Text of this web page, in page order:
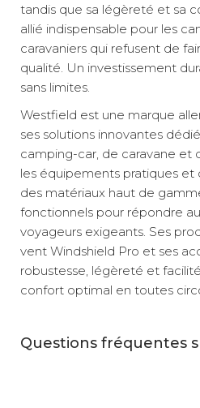
tandis que sa légèreté et sa
allié indispensable pour les
caravaniers qui refusent de
qualité. Un investissement
sans limites.
Westfield est une marque
ses solutions innovantes
camping-car, de caravane et
les équipements pratiques et
des matériaux haut de
fonctionnels pour répondre
voyageurs exigeants. Ses
vent Windshield Pro et ses
robustesse, légèreté et
confort optimal en toutes
Questions fréquentes